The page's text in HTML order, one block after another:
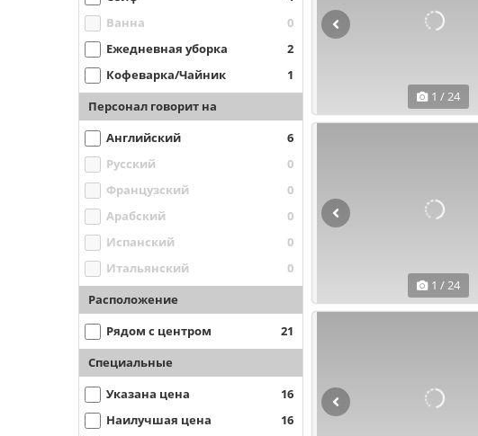
Ванна
0
Ежедневная уборка
2
Кофеварка/Чайник
1
Персонал говорит на
Английский
6
Русский
0
Французский
0
Арабский
0
Испанский
0
Итальянский
0
Расположение
Рядом с центром 21
Специальные
Указана цена
16
Наилучшая цена
16
1 / 24
1 / 24